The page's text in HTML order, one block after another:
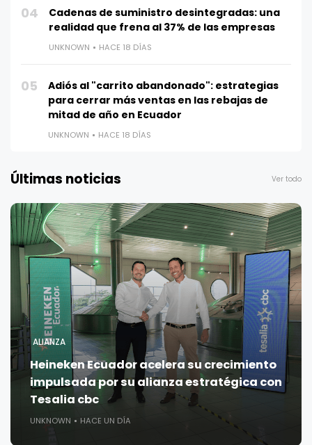
04
Cadenas de suministro desintegradas: una
realidad que frena al 37% de las empresas
UNKNOWN HACE 18 DÍAS
05
Adiós al "carrito abandonado": estrategias
para cerrar más ventas en las rebajas de
mitad de año en Ecuador
UNKNOWN HACE 18 DÍAS
Últimas noticias Ver todo
ALIANZA
Heineken Ecuador acelera su crecimiento
impulsada por su alianza estratégica con
Tesalia cbc
UNKNOWN HACE UN DÍA